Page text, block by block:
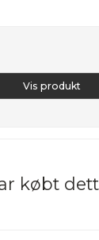
Vis produkt
købt